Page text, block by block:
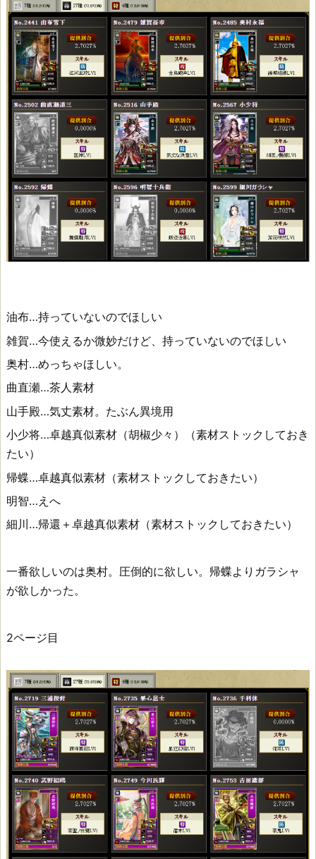
油布…持っていないのでほしい
雑賀…今使えるか微妙だけど、持っていないのでほしい
奥村…めっちゃほしい。
曲直瀬…茶人素材
山手殿…気丈素材。たぶん異境用
小少将…卓越真似素材（胡椒少々）（素材ストックしておき
たい）
帰蝶…卓越真似素材（素材ストックしておきたい）
明智…えへ
細川…帰還＋卓越真似素材（素材ストックしておきたい）
一番欲しいのは奥村。圧倒的に欲しい。帰蝶よりガラシャ
が欲しかった。
2ページ目